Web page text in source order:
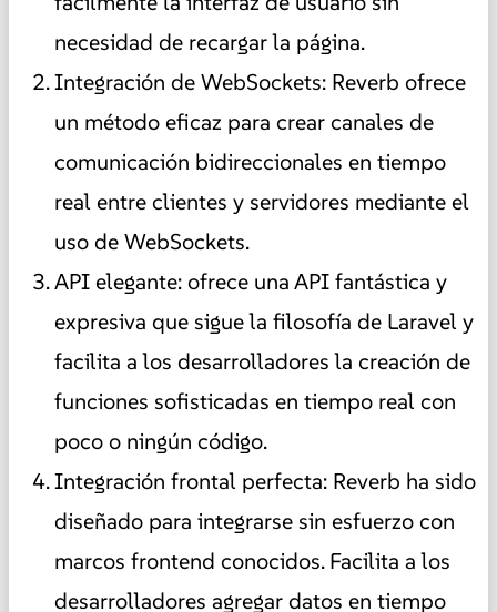
necesidad de recargar la página.
Integración de WebSockets: Reverb ofrece
un método eficaz para crear canales de
comunicación bidireccionales en tiempo
real entre clientes y servidores mediante el
uso de WebSockets.
API elegante: ofrece una API fantástica y
expresiva que sigue la filosofía de Laravel y
facilita a los desarrolladores la creación de
funciones sofisticadas en tiempo real con
poco o ningún código.
Integración frontal perfecta: Reverb ha sido
diseñado para integrarse sin esfuerzo con
marcos frontend conocidos. Facilita a los
desarrolladores agregar datos en tiempo